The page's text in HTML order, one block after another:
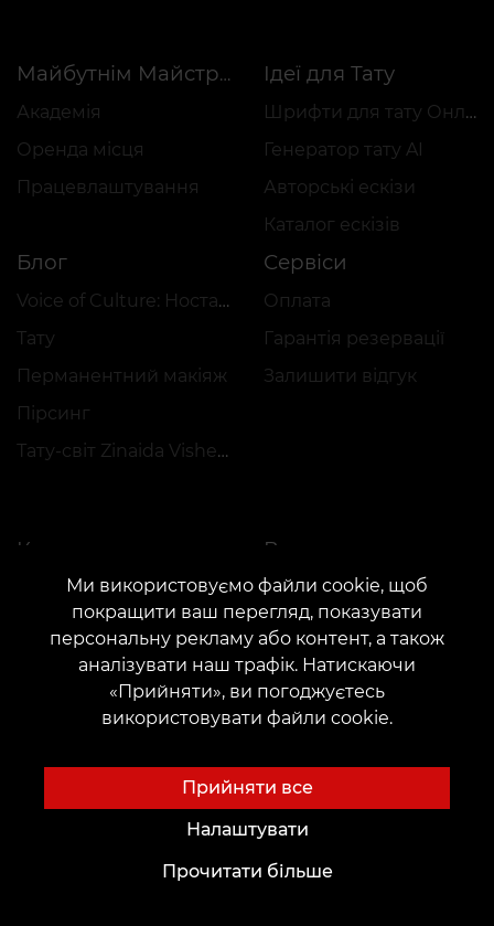
Майбутнім Майстрам
Академія
Оренда місця
Працевлаштування
Ідеї для Тату
Шрифти для тату Онлайн
Генератор тату AI
Авторські ескізи
Каталог ескізів
Блог
Voice of Culture: Ностальгія за 2000-ми
Тату
Перманентний макіяж
Пірсинг
Тату-світ Zinaida Vishenka
Сервіси
Оплата
Гарантія резервації
Залишити відгук
Каталог
Каталог майстрів
Портфоліо
Топ місяця
Важливе
Конфіденційність
Публічна оферта
Документація
Зв'яжіться з нами:customers@vean-tattoo.com
Ми використовуємо файли cookie, щоб
покращити ваш перегляд, показувати
персональну рекламу або контент, а також
аналізувати наш трафік. Натискаючи
«Прийняти», ви погоджуєтесь
використовувати файли cookie.
Прийняти все
Налаштувати
Прочитати більше